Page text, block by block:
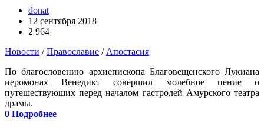
donat
12 сентября 2018
2 964
Новости /Православие / Апостасия
По благословению архиепископа Благовещенского Лукиана
иеромонах Венедикт совершил молебное пение о
путешествующих перед началом гастролей Амурского театра
драмы.
0 Подробнее